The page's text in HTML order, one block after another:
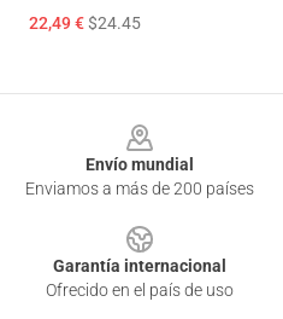
22,49 €$24.45
Envío mundial
Enviamos a más de 200 países
Garantía internacional
Ofrecido en el país de uso